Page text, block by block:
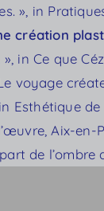
», in
création
», in Ce que
voyage
Esthétique de
Aix-en-
de